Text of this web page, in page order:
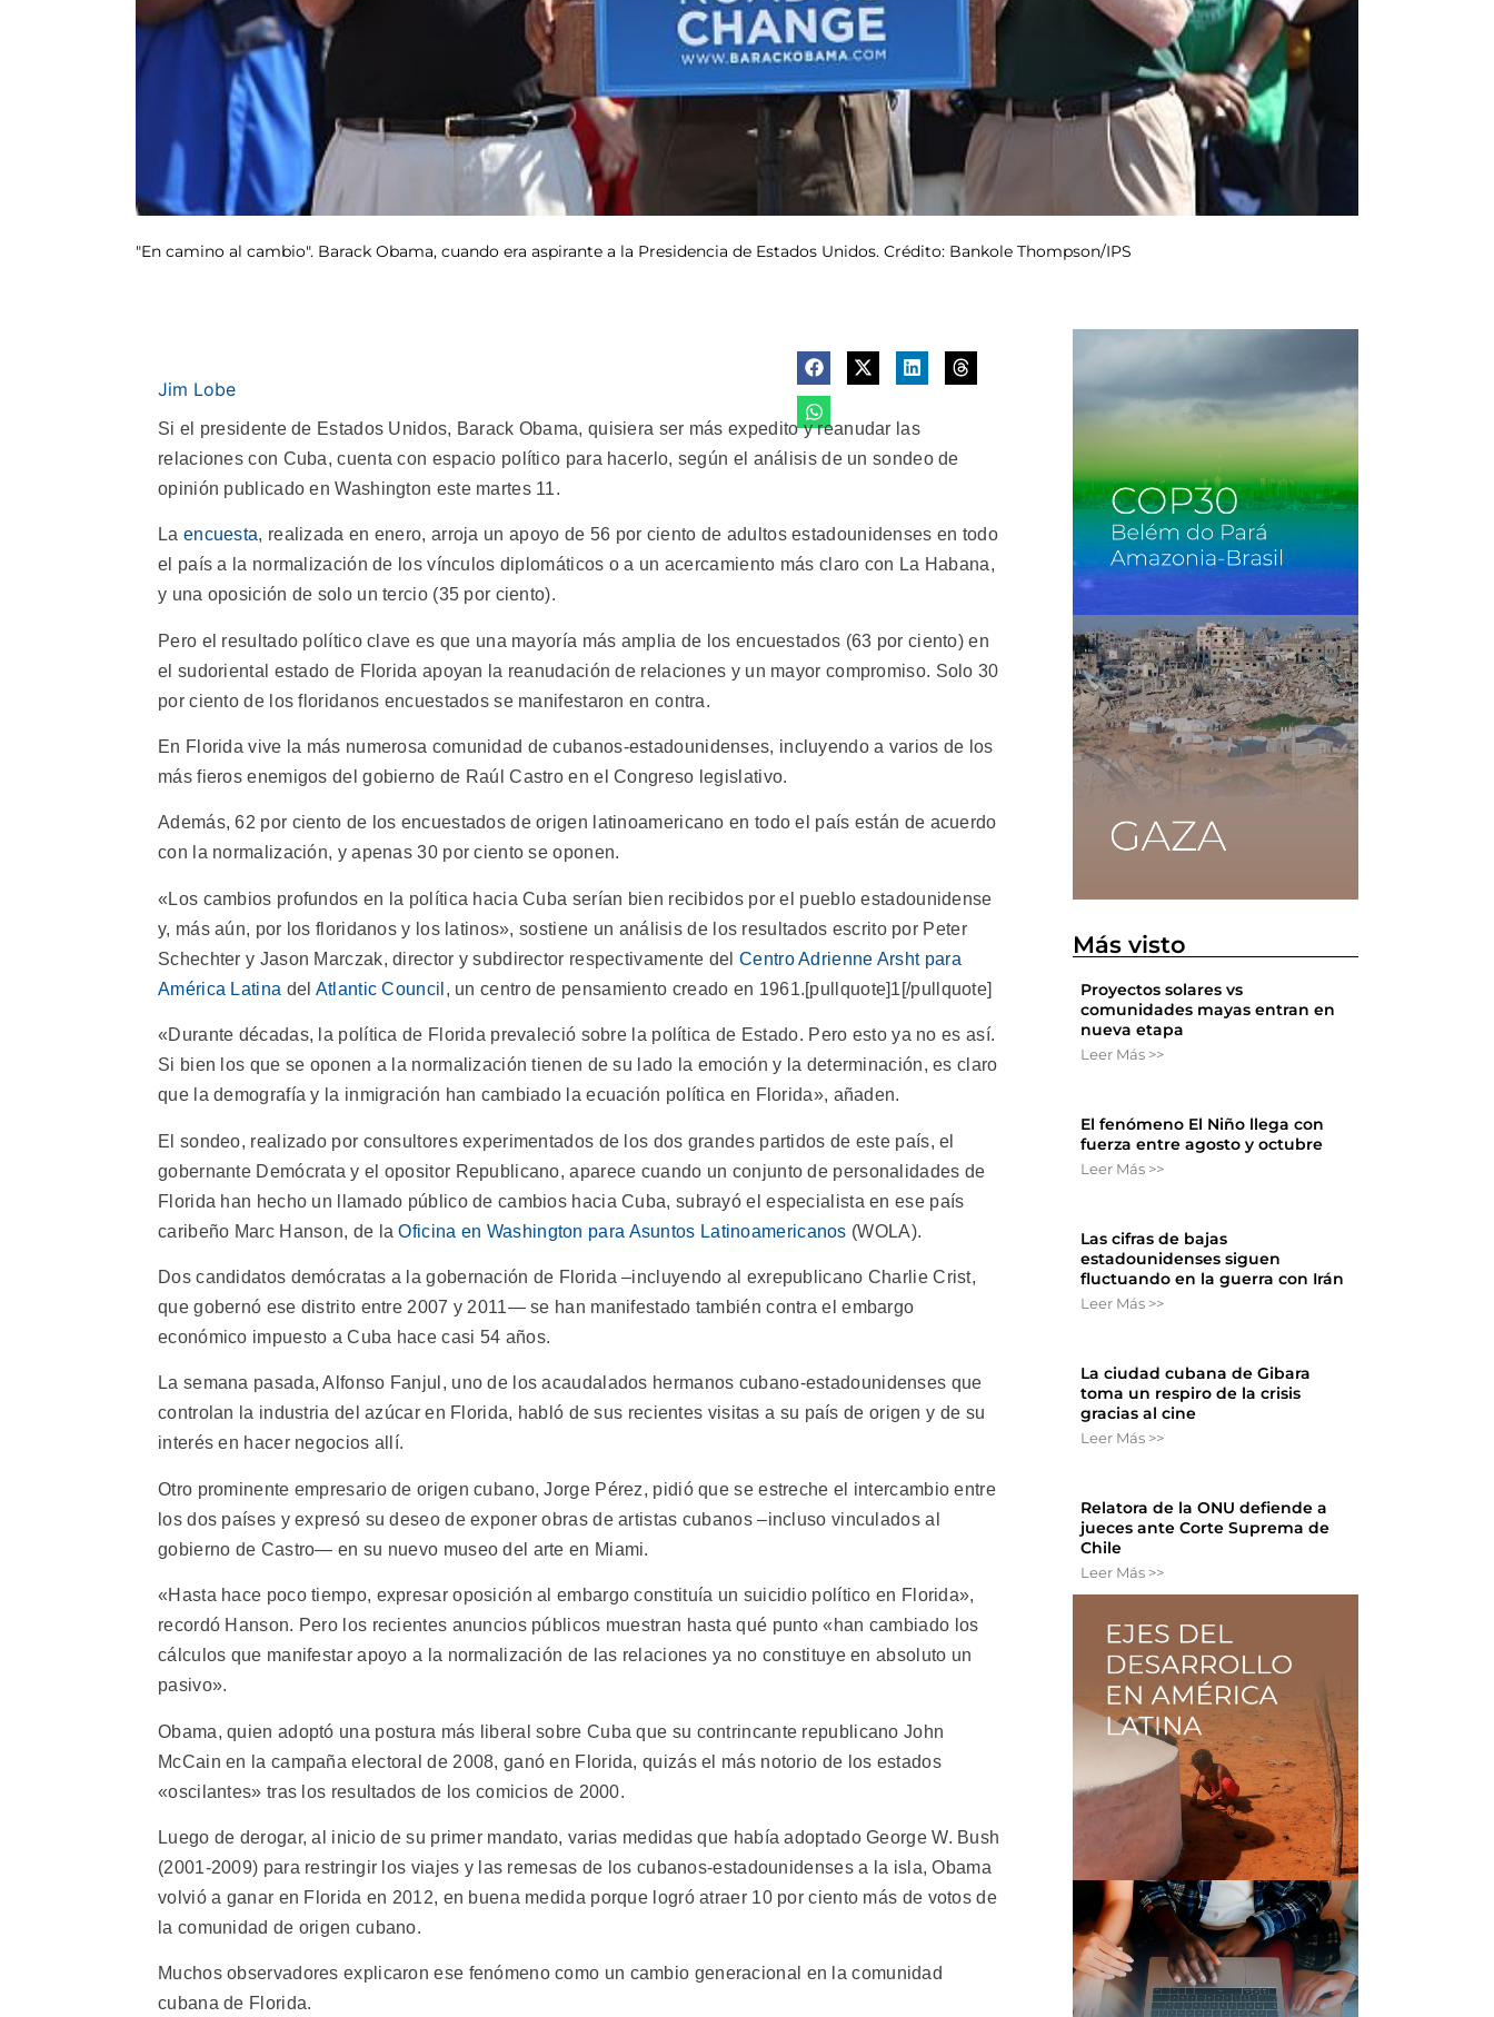
"En camino al cambio". Barack Obama, cuando era aspirante a la Presidencia de Estados Unidos. Crédito: Bankole Thompson/IPS
Jim Lobe
Si el presidente de Estados Unidos, Barack Obama, quisiera ser más expedito y reanudar las
relaciones con Cuba, cuenta con espacio político para hacerlo, según el análisis de un sondeo de
opinión publicado en Washington este martes 11.
La encuesta, realizada en enero, arroja un apoyo de 56 por ciento de adultos estadounidenses en todo
el país a la normalización de los vínculos diplomáticos o a un acercamiento más claro con La Habana,
y una oposición de solo un tercio (35 por ciento).
Pero el resultado político clave es que una mayoría más amplia de los encuestados (63 por ciento) en
el sudoriental estado de Florida apoyan la reanudación de relaciones y un mayor compromiso. Solo 30
por ciento de los floridanos encuestados se manifestaron en contra.
En Florida vive la más numerosa comunidad de cubanos-estadounidenses, incluyendo a varios de los
más fieros enemigos del gobierno de Raúl Castro en el Congreso legislativo.
Además, 62 por ciento de los encuestados de origen latinoamericano en todo el país están de acuerdo
con la normalización, y apenas 30 por ciento se oponen.
«Los cambios profundos en la política hacia Cuba serían bien recibidos por el pueblo estadounidense
y, más aún, por los floridanos y los latinos», sostiene un análisis de los resultados escrito por Peter
Schechter y Jason Marczak, director y subdirector respectivamente del Centro Adrienne Arsht para
América Latina del Atlantic Council , un centro de pensamiento creado en 1961.[pullquote]1[/pullquote]
«Durante décadas, la política de Florida prevaleció sobre la política de Estado. Pero esto ya no es así.
Si bien los que se oponen a la normalización tienen de su lado la emoción y la determinación, es claro
que la demografía y la inmigración han cambiado la ecuación política en Florida», añaden.
El sondeo, realizado por consultores experimentados de los dos grandes partidos de este país, el
gobernante Demócrata y el opositor Republicano, aparece cuando un conjunto de personalidades de
Florida han hecho un llamado público de cambios hacia Cuba, subrayó el especialista en ese país
caribeño Marc Hanson, de laOficina en Washington para Asuntos Latinoamericanos (WOLA).
Dos candidatos demócratas a la gobernación de Florida –incluyendo al exrepublicano Charlie Crist,
que gobernó ese distrito entre 2007 y 2011— se han manifestado también contra el embargo
económico impuesto a Cuba hace casi 54 años.
La semana pasada, Alfonso Fanjul, uno de los acaudalados hermanos cubano-estadounidenses que
controlan la industria del azúcar en Florida, habló de sus recientes visitas a su país de origen y de su
interés en hacer negocios allí.
Otro prominente empresario de origen cubano, Jorge Pérez, pidió que se estreche el intercambio entre
los dos países y expresó su deseo de exponer obras de artistas cubanos –incluso vinculados al
gobierno de Castro— en su nuevo museo del arte en Miami.
«Hasta hace poco tiempo, expresar oposición al embargo constituía un suicidio político en Florida»,
recordó Hanson. Pero los recientes anuncios públicos muestran hasta qué punto «han cambiado los
cálculos que manifestar apoyo a la normalización de las relaciones ya no constituye en absoluto un
pasivo».
Obama, quien adoptó una postura más liberal sobre Cuba que su contrincante republicano John
McCain en la campaña electoral de 2008, ganó en Florida, quizás el más notorio de los estados
«oscilantes» tras los resultados de los comicios de 2000.
Luego de derogar, al inicio de su primer mandato, varias medidas que había adoptado George W. Bush
(2001-2009) para restringir los viajes y las remesas de los cubanos-estadounidenses a la isla, Obama
volvió a ganar en Florida en 2012, en buena medida porque logró atraer 10 por ciento más de votos de
la comunidad de origen cubano.
Muchos observadores explicaron ese fenómeno como un cambio generacional en la comunidad
cubana de Florida.
Más visto
Proyectos solares vs
comunidades mayas entran en
nueva etapa
Leer Más >>
El fenómeno El Niño llega con
fuerza entre agosto y octubre
Leer Más >>
Las cifras de bajas
estadounidenses siguen
fluctuando en la guerra con Irán
Leer Más >>
La ciudad cubana de Gibara
toma un respiro de la crisis
gracias al cine
Leer Más >>
Relatora de la ONU defiende a
jueces ante Corte Suprema de
Chile
Leer Más >>